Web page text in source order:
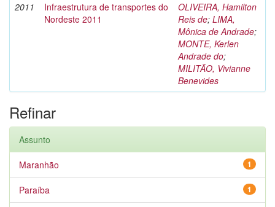
2011
Infraestrutura de transportes do
Nordeste 2011
OLIVEIRA, Hamilton
Reis de; LIMA,
Mônica de Andrade;
MONTE, Kerlen
Andrade do;
MILITÃO, Vivianne
Benevides
Refinar
Assunto
1
Maranhão
1
Paraíba